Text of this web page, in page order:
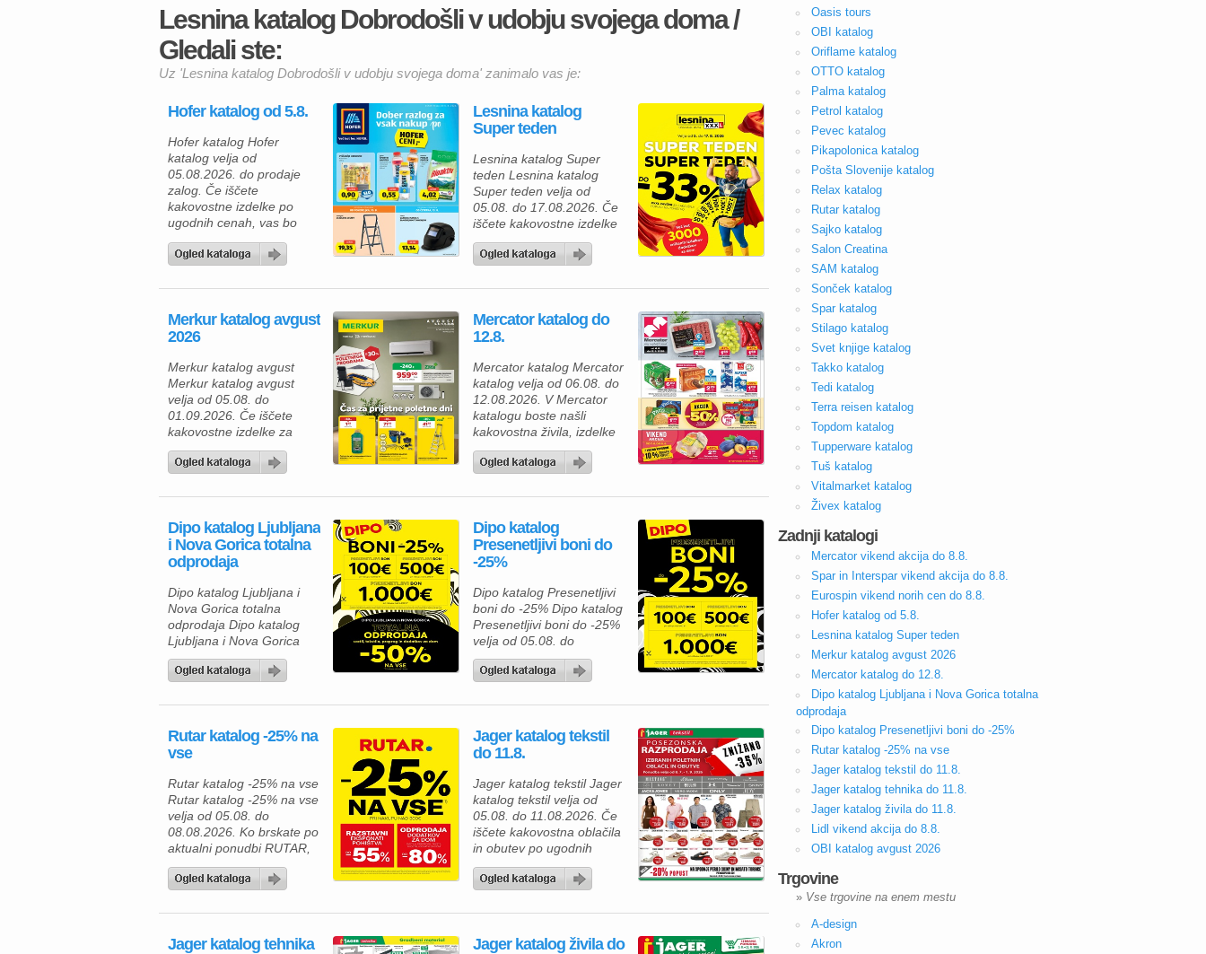
Lesnina katalog Dobrodošli v udobju svojega doma /
Gledali ste:
Uz 'Lesnina katalog Dobrodošli v udobju svojega doma' zanimalo vas je:
Hofer katalog od 5.8.
Hofer katalog Hofer
katalog velja od
05.08.2026. do prodaje
zalog. Če iščete
kakovostne izdelke po
ugodnih cenah, vas bo
zagotovo navdušila. Med
uporabo najdete številne
pijače, izdelke za dom in
gospodinjstvo ter
različna opravila. Za hiter
zajtrk ali malico lahko
izberete piščančje
hrenovke 200 […]
Lesnina katalog
Super teden
Lesnina katalog Super
teden Lesnina katalog
Super teden velja od
05.08. do 17.08.2026. Če
iščete kakovostne izdelke
za prijetnejši in lepše
urejen dom, vas bo
Lesnina kataloga zagotovo
odlične akcijske cene in
bogato izbiro izdelkov za
kuhinjo in jedilnico ter svoj
dom opremite po
ugodnejših cenah. Poleg
številnih […]
Merkur katalog avgust
2026
Merkur katalog avgust
Merkur katalog avgust
velja od 05.08. do
01.09.2026. Če iščete
kakovostne izdelke za
dom, vrt in delavnico, vas
bo aktualna ponudba iz
navdušila. Izkoristite
izbrane izdelke in
poskrbite za udobnejše
bivanje, lažje delo ter
prostega časa. V Merkur
ponudbi vas čakajo
gospodinjski aparati,
klimatske […]
Mercator katalog do
12.8.
Mercator katalog Mercator
katalog velja od 06.08. do
12.08.2026. V Mercator
katalogu boste našli
kakovostna živila, izdelke
za gospodinjstvo in
številne priljubljene
ugodnih cenah. Zdaj je
svojo shrambo, hladilnik in
zamrzovalnik ter pri tem
tudi prihranite. Za pripravo
izberete Premium
Mercator čevapčiče v
pakiranju 500 […]
Dipo katalog Ljubljana
i Nova Gorica totalna
odprodaja
Dipo katalog Ljubljana i
Nova Gorica totalna
odprodaja Dipo katalog
Ljubljana i Nova Gorica
totalna odprodaja velja od
05.08. do 08.08.2026.
Dipo katalog
Presenetljivi boni do
-25%
Dipo katalog Presenetljivi
boni do -25% Dipo katalog
Presenetljivi boni do -25%
velja od 05.08. do
08.08.2026. Predstavljamo
vam privlačno ponudbo iz
izbirate med kakovostnim
mladinsko sobo ter hkrati
izkoristite odlične akcijske
500 € vas lahko pričaka
presenetljivi bon v
vrednosti do 100 […]
Rutar katalog -25% na
vse
Rutar katalog -25% na vse
Rutar katalog -25% na vse
velja od 05.08. do
08.08.2026. Ko brskate po
aktualni ponudbi RUTAR,
vas čakajo številne
kakovostne rešitve za
združujejo sodoben dizajn,
akcijske ugodnosti. Če
Jager katalog tekstil
do 11.8.
Jager katalog tekstil Jager
katalog tekstil velja od
05.08. do 11.08.2026. Če
iščete kakovostna oblačila
in obutev po ugodnih
cenah, vas v Jager
katalogu tekstila čaka
razprodaja. Izbrane
kupite kar 35 % ugodneje,
Jager katalog tehnika
Jager katalog živila do
Oasis tours
OBI katalog
Oriflame katalog
OTTO katalog
Palma katalog
Petrol katalog
Pevec katalog
Pikapolonica katalog
Pošta Slovenije katalog
Relax katalog
Rutar katalog
Sajko katalog
Salon Creatina
SAM katalog
Sonček katalog
Spar katalog
Stilago katalog
Svet knjige katalog
Takko katalog
Tedi katalog
Terra reisen katalog
Topdom katalog
Tupperware katalog
Tuš katalog
Vitalmarket katalog
Živex katalog
Zadnji katalogi
Mercator vikend akcija do 8.8.
Spar in Interspar vikend akcija do 8.8.
Eurospin vikend norih cen do 8.8.
Hofer katalog od 5.8.
Lesnina katalog Super teden
Merkur katalog avgust 2026
Mercator katalog do 12.8.
Dipo katalog Ljubljana i Nova Gorica totalna
odprodaja
Dipo katalog Presenetljivi boni do -25%
Rutar katalog -25% na vse
Jager katalog tekstil do 11.8.
Jager katalog tehnika do 11.8.
Jager katalog živila do 11.8.
Lidl vikend akcija do 8.8.
OBI katalog avgust 2026
Trgovine
» Vse trgovine na enem mestu
A-design
Akron